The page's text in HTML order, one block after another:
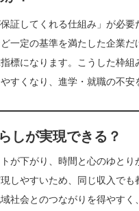
証してくれる仕組み」が必
一定の基準を満たした企業
標になります。こうした枠
すくなり、進学・就職の不安
しが実現できる？
が下がり、時間と心のゆと
しやすいため、同じ収入で
社会とのつながりを得やす